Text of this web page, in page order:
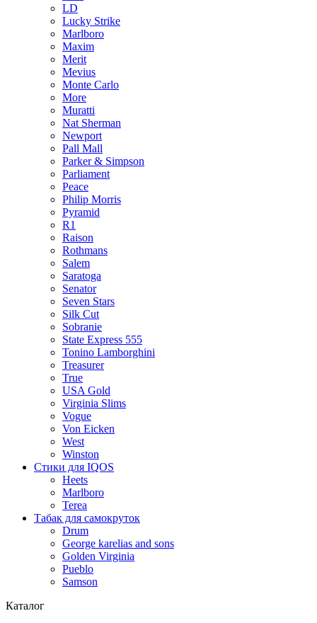
LD
Lucky Strike
Marlboro
Maxim
Merit
Mevius
Monte Carlo
More
Muratti
Nat Sherman
Newport
Pall Mall
Parker & Simpson
Parliament
Peace
Philip Morris
Pyramid
R1
Raison
Rothmans
Salem
Saratoga
Senator
Seven Stars
Silk Cut
Sobranie
State Express 555
Tonino Lamborghini
Treasurer
True
USA Gold
Virginia Slims
Vogue
Von Eicken
West
Winston
Стики для IQOS
Heets
Marlboro
Terea
Табак для самокруток
Drum
George karelias and sons
Golden Virginia
Pueblo
Samson
Каталог